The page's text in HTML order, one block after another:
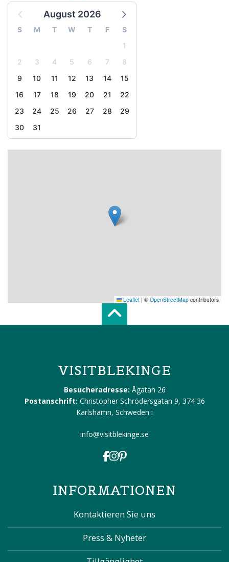
August 2026
S M T W T F
S
1
2
3 4 5 6 7
8
9
10 11 12 13 14
15
16
17 18 19 20 21
22
23
24 25 26 27 28
29
30
31
Leaflet | © OpenStreetMap contributors
Scroll top of
VISITBLEKINGE
Besucheradresse: Ågatan 26
Postanschrift: Christopher Schrödersgatan 9, 374 36
Karlshamn, Schweden i
info@visitblekinge.se
INFORMATIONEN
Kontaktieren Sie uns
Press & Nyheter